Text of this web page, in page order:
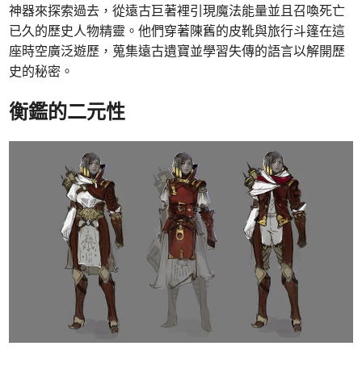
神器來探索過去，從遠古巨著裡引現魔法能量並且召喚死亡
已久的歷史人物精靈。他們穿著陳舊的皮靴與旅行斗篷在這
座時空廣泛遊歷，蒐集遠古遺寶並學習失傳的語言以解開歷
史的秘密。
衡鑑的二元性